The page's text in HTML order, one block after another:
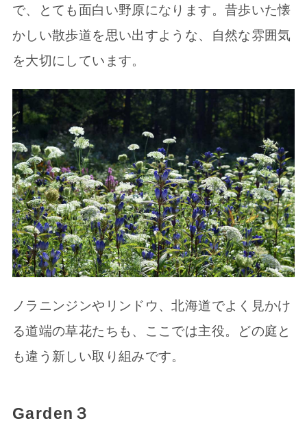
で、とても面白い野原になります。昔歩いた懐
かしい散歩道を思い出すような、自然な雰囲気
を大切にしています。
ノラニンジンやリンドウ、北海道でよく見かけ
る道端の草花たちも、ここでは主役。どの庭と
も違う新しい取り組みです。
Garden３